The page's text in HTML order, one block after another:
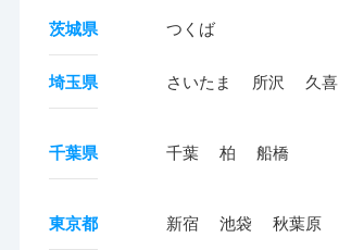
茨城県 つくば
埼玉県 さいたま 所沢 久喜
千葉県 千葉 柏 船橋
東京都 新宿 池袋 秋葉原